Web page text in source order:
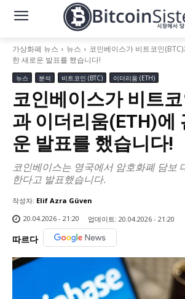
가상화폐 뉴스 뉴스
코인베이스가 비트코인
한 새로운 발표를 했습니다!
뉴스 분석 비트코인 (BTC) 이더리움 (ETH)
코인베이스가 비트
과 이더리움(ETH)에
운 발표를 했습니다!
코인베이스는 영국에서 암호화폐 담보
한다고 발표했습니다.
작성자: Elif Azra Güven
20.04.2026 - 21:20
업데이트: 20.04.2026 - 21:20
따르다